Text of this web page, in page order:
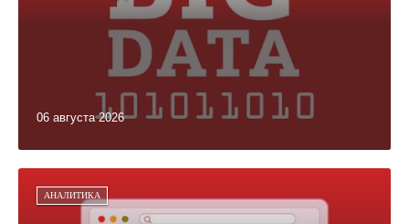
06 августа 2026
АНАЛИТИКА